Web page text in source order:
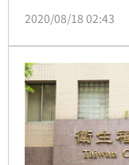
2020/08/18 02:43